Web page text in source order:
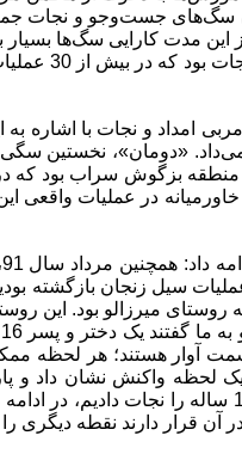
این مدت کارایی سگ‌ها
امداد و نجات با اشاره
می‌داد. «دومان»، نخستین
و 14 اردیبهشت 90 در منطقه بزگوش
سیل زنجان بازگشته
آوار هستند؛ هر لحظه
لحظه واکنش نشان داد و
کمک امدادگران این پسر 13 ساله را